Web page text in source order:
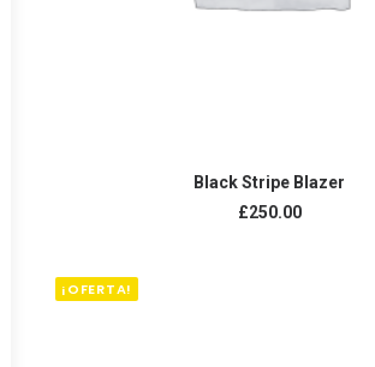
AÑADIR AL CARRITO
Black Stripe Blazer
£250.00
¡OFERTA!